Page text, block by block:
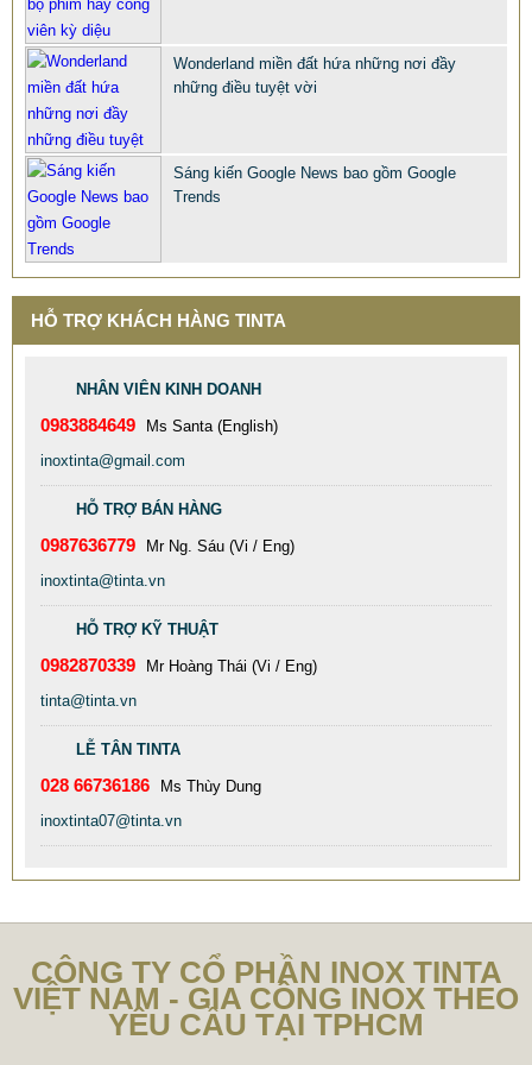
BÀN GHẾ CÔNG NGHIỆP GIÁ RẺ
2.695.000 VNĐ
Mã sản phẩm: BAN GHE CONG NGHIEP GIA RE
898.989 VNĐ
Mã sản phẩm: 1 BAN INOX MA VANG - TITANIUM CHAIRS
Wonderland miền đất hứa những nơi đầy
những điều tuyệt vời
Sáng kiến Google News bao gồm Google
Trends
HỖ TRỢ KHÁCH HÀNG TINTA
NHÂN VIÊN KINH DOANH
0983884649
Ms Santa (English)
inoxtinta@gmail.com
HỖ TRỢ BÁN HÀNG
0987636779
Mr Ng. Sáu (Vi / Eng)
inoxtinta@tinta.vn
HỖ TRỢ KỸ THUẬT
0982870339
Mr Hoàng Thái (Vi / Eng)
tinta@tinta.vn
LỄ TÂN TINTA
028 66736186
Ms Thùy Dung
inoxtinta07@tinta.vn
CÔNG TY CỔ PHẦN INOX TINTA
VIỆT NAM - GIA CÔNG INOX THEO
YÊU CẦU TẠI TPHCM